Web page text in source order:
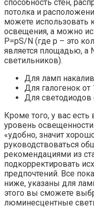
способность стен,
потолка и
можете использовать
освещения, а можно
Р=рS/N (где р – это
является площадью, а
светильников).
Для ламп
Для галогенок
Для светодиодов
Кроме того, у вас
уровень
«удобно, значит
руководствоваться
рекомендациями из
подкорректировать
предпочтений. Все
ниже, указаны для
этого вы сможете
люминесцентные